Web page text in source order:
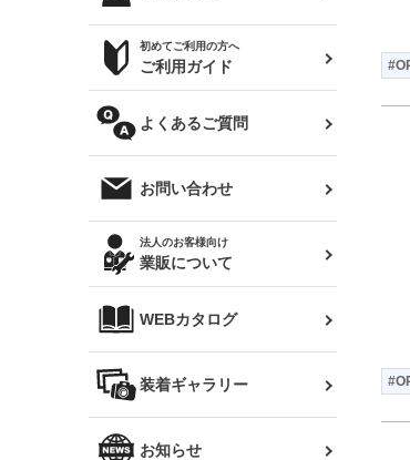
外装・補修パーツ
オリジンアーム(足回り)
レンズ
マフラー
リアゲート
メンテナンスパーツ
JZX110 マークⅡ
ハイエース
レビン
トレノ
マークX
クラウン
クラウンマジェスタ
アリスト
ソアラ
シルビア S15
180SX
ワンビア
Z32 フェアレディZ
R34 スカイライン
三菱
デリカ D:5
軽自動車
汎用
サマータイヤ
ジムニー用タイヤ
ハイエース・バン用タイ
ホイールナット
トップス(長袖)
パーカー
オーバーオール(つなぎ)
タオル
帽子
バッグ
ファッション小物
ログインする
お気に入りリスト
クーポンを見る
閲覧履歴
ニュースレターお申し込み
初めてご利用の方へ
ご利用ガイド
よくあるご質問
お問い合わせ
法人のお客様向け
業販について
WEBカタログ
装着ギャラリー
お知らせ